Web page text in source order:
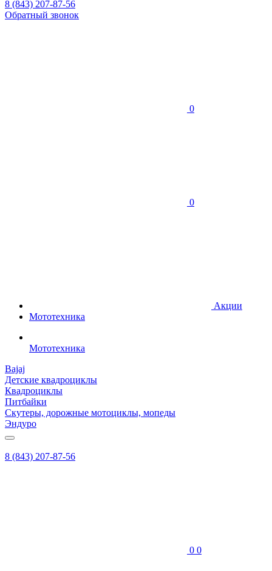
8 (843) 207-87-56
Обратный звонок
0
0
Акции
Мототехника
Мототехника
Bajaj
Детские квадроциклы
Квадроциклы
Питбайки
Скутеры, дорожные мотоциклы, мопеды
Эндуро
8 (843) 207-87-56
0 0